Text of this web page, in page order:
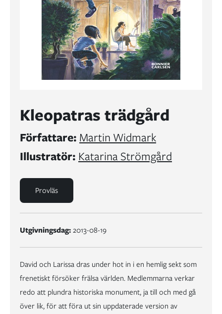
Kleopatras trädgård
Författare: Martin Widmark
Illustratör: Katarina Strömgård
Provläs
Utgivningsdag:2013-08-19
David och Larissa dras under hot in i en hemlig sekt som
frenetiskt försöker frälsa världen. Medlemmarna verkar
redo att plundra historiska monument, ja till och med gå
över lik, för att föra ut sin uppdaterade version av